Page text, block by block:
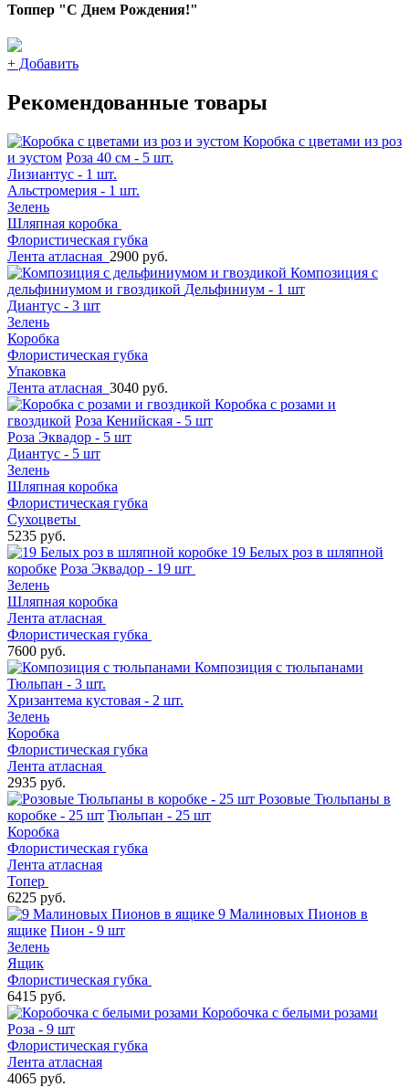
Топпер "С Днем Рождения!"
+ Добавить
Рекомендованные товары
Коробка с цветами из роз
и эустом Роза 40 см - 5 шт.
Лизиантус - 1 шт.
Альстромерия - 1 шт.
Зелень
Шляпная коробка
Флористическая губка
Лента атласная 2900 руб.
Композиция с
дельфиниумом и гвоздикой Дельфиниум - 1 шт
Диантус - 3 шт
Зелень
Коробка
Флористическая губка
Упаковка
Лента атласная 3040 руб.
Коробка с розами и
гвоздикой Роза Кенийская - 5 шт
Роза Эквадор - 5 шт
Диантус - 5 шт
Зелень
Шляпная коробка
Флористическая губка
Сухоцветы
5235 руб.
19 Белых роз в шляпной
коробке Роза Эквадор - 19 шт
Зелень
Шляпная коробка
Лента атласная
Флористическая губка
7600 руб.
Композиция с тюльпанами
Тюльпан - 3 шт.
Хризантема кустовая - 2 шт.
Зелень
Коробка
Флористическая губка
Лента атласная
2935 руб.
Розовые Тюльпаны в
коробке - 25 шт Тюльпан - 25 шт
Коробка
Флористическая губка
Лента атласная
Топер
6225 руб.
9 Малиновых Пионов в
ящике Пион - 9 шт
Зелень
Ящик
Флористическая губка
6415 руб.
Коробочка с белыми розами
Роза - 9 шт
Флористическая губка
Лента атласная
4065 руб.